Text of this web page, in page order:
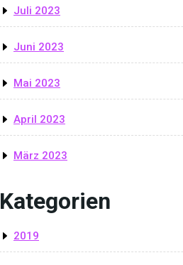
Juli 2023
Juni 2023
Mai 2023
April 2023
März 2023
Kategorien
2019